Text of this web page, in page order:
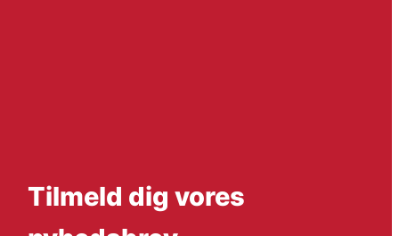
Tilmeld dig vores